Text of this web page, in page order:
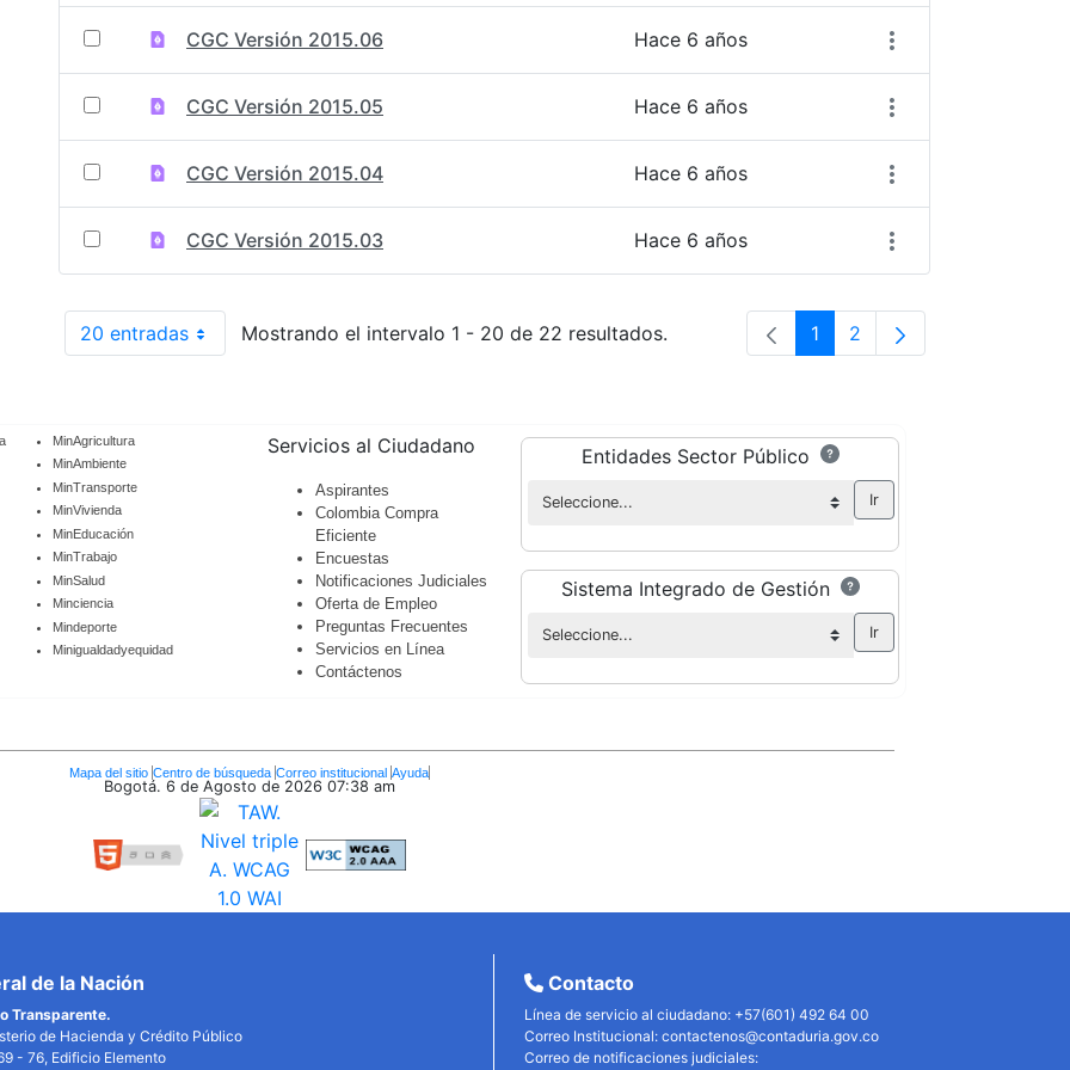
CGC Versión 2015.06 Hace 6 años
CGC Versión 2015.05 Hace 6 años
CGC Versión 2015.04 Hace 6 años
CGC Versión 2015.03 Hace 6 años
20 entradasPor páginaMostrando el intervalo 1 - 20 de 22 resultados. Página
1 Página
2
MinAgricultura
MinAmbiente
MinTransporte
MinVivienda
MinEducación
MinTrabajo
MinSalud
Minciencia
Mindeporte
Minigualdadyequidad
Servicios al Ciudadano
Aspirantes
Colombia Compra
Eficiente
Encuestas
Notificaciones Judiciales
Oferta de Empleo
Preguntas Frecuentes
Servicios en Línea
Contáctenos
Entidades Sector Público
Sistema Integrado de Gestión
Mapa del sitio Centro de búsqueda Correo institucional Ayuda
Bogotá. 6 de Agosto de 2026 07:38 am
de la Nación
Transparente.
de Hacienda y Crédito Público
- 76, Edificio Elemento
Contacto
Línea de servicio al ciudadano: +57(601) 492 64 00
Correo Institucional: contactenos@contaduria.gov.co
Correo de notificaciones judiciales: